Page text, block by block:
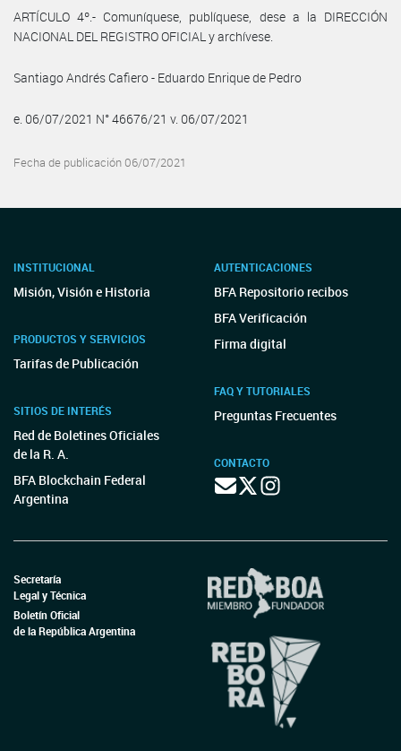
ARTÍCULO 4º.- Comuníquese, publíquese, dese a la DIRECCIÓN
NACIONAL DEL REGISTRO OFICIAL y archívese.
Santiago Andrés Cafiero - Eduardo Enrique de Pedro
e. 06/07/2021 N° 46676/21 v. 06/07/2021
Fecha de publicación 06/07/2021
INSTITUCIONAL
Misión, Visión e Historia
PRODUCTOS Y SERVICIOS
Tarifas de Publicación
SITIOS DE INTERÉS
Red de Boletines Oficiales
de la R. A.
BFA Blockchain Federal
Argentina
AUTENTICACIONES
BFA Repositorio recibos
BFA Verificación
Firma digital
FAQ Y TUTORIALES
Preguntas Frecuentes
CONTACTO
Secretaría
Legal y Técnica
Boletín Oficial
de la República Argentina